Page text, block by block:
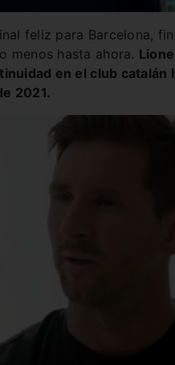
feliz para Barcelona,
menos hasta ahora.
en el club catalán
2021.